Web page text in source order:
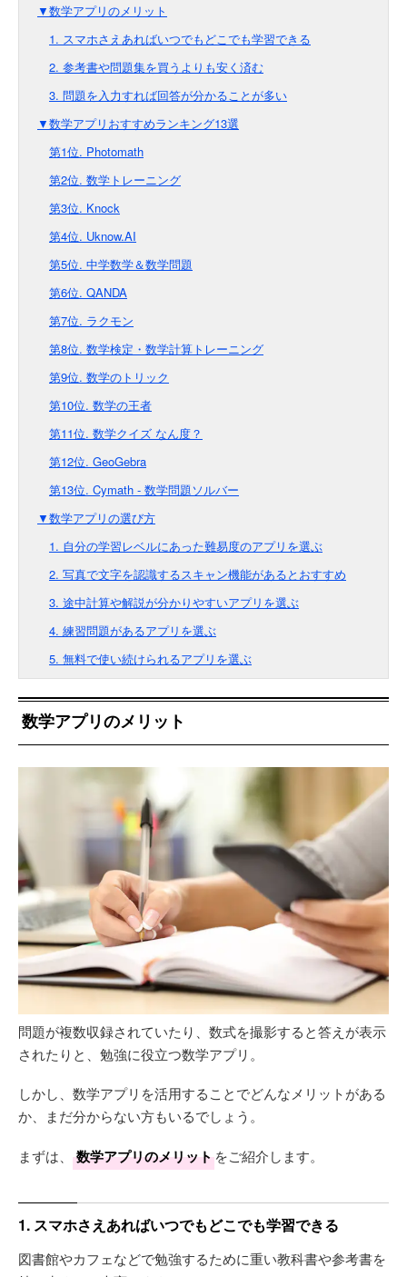
▼数学アプリのメリット
1. スマホさえあればいつでもどこでも学習できる
2. 参考書や問題集を買うよりも安く済む
3. 問題を入力すれば回答が分かることが多い
▼数学アプリおすすめランキング13選
第1位. Photomath
第2位. 数学トレーニング
第3位. Knock
第4位. Uknow.AI
第5位. 中学数学＆数学問題
第6位. QANDA
第7位. ラクモン
第8位. 数学検定・数学計算トレーニング
第9位. 数学のトリック
第10位. 数学の王者
第11位. 数学クイズ なん度？
第12位. GeoGebra
第13位. Cymath - 数学問題ソルバー
▼数学アプリの選び方
1. 自分の学習レベルにあった難易度のアプリを選ぶ
2. 写真で文字を認識するスキャン機能があるとおすすめ
3. 途中計算や解説が分かりやすいアプリを選ぶ
4. 練習問題があるアプリを選ぶ
5. 無料で使い続けられるアプリを選ぶ
数学アプリのメリット
問題が複数収録されていたり、数式を撮影すると答えが表示
されたりと、勉強に役立つ数学アプリ。
しかし、数学アプリを活用することでどんなメリットがある
か、まだ分からない方もいるでしょう。
まずは、 数学アプリのメリットをご紹介します。
1. スマホさえあればいつでもどこでも学習できる
図書館やカフェなどで勉強するために重い教科書や参考書を